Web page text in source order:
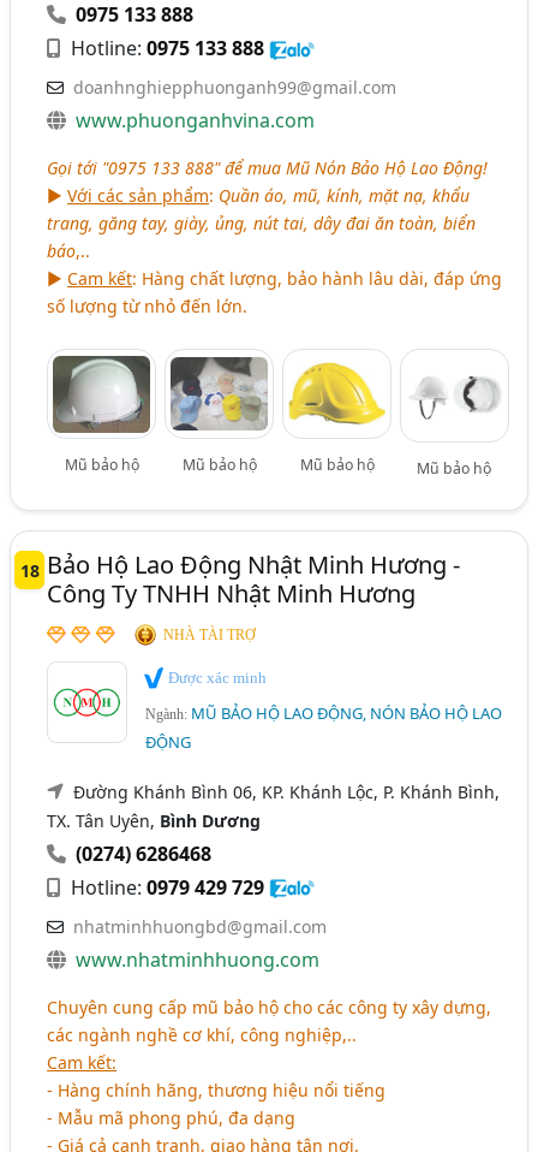
0975 133 888
Hotline:0975 133 888
doanhnghiepphuonganh99@gmail.com
www.phuonganhvina.com
Gọi tới "0975 133 888" để mua Mũ Nón Bảo Hộ Lao Động!
►Với các sản phẩm: Quần áo, mũ, kính, mặt nạ, khẩu
trang, găng tay, giày, ủng, nút tai, dây đai ăn toàn, biển
báo,..
►Cam kết: Hàng chất lượng, bảo hành lâu dài, đáp ứng
số lượng từ nhỏ đến lớn.
Mũ bảo hộ Mũ bảo hộ Mũ bảo hộ Mũ bảo hộ
18 Bảo Hộ Lao Động Nhật Minh Hương -
Công Ty TNHH Nhật Minh Hương
NHÀ TÀI TRỢ
Được xác minh
Ngành: MŨ BẢO HỘ LAO ĐỘNG, NÓN BẢO HỘ LAO
ĐỘNG
Đường Khánh Bình 06, KP. Khánh Lộc, P. Khánh Bình,
TX. Tân Uyên, Bình Dương
(0274) 6286468
Hotline:0979 429 729
nhatminhhuongbd@gmail.com
www.nhatminhhuong.com
Chuyên cung cấp mũ bảo hộ cho các công ty xây dựng,
các ngành nghề cơ khí, công nghiệp,..
Cam kết:
- Hàng chính hãng, thương hiệu nổi tiếng
- Mẫu mã phong phú, đa dạng
- Giá cả cạnh tranh, giao hàng tận nơi.